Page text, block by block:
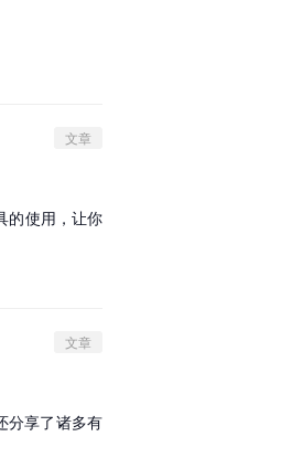
文章
的使用，让你
文章
分享了诸多有